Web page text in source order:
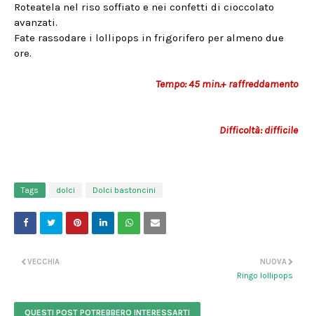
Roteatela nel riso soffiato e nei confetti di cioccolato
avanzati.
Fate rassodare i lollipops in frigorifero per almeno due
ore.
Tempo: 45 min.+ raffreddamento
Difficoltà: difficile
Tags dolci Dolci bastoncini
NUOVA
Ringo lollipops
VECCHIA
QUESTI POST POTREBBERO INTERESSARTI